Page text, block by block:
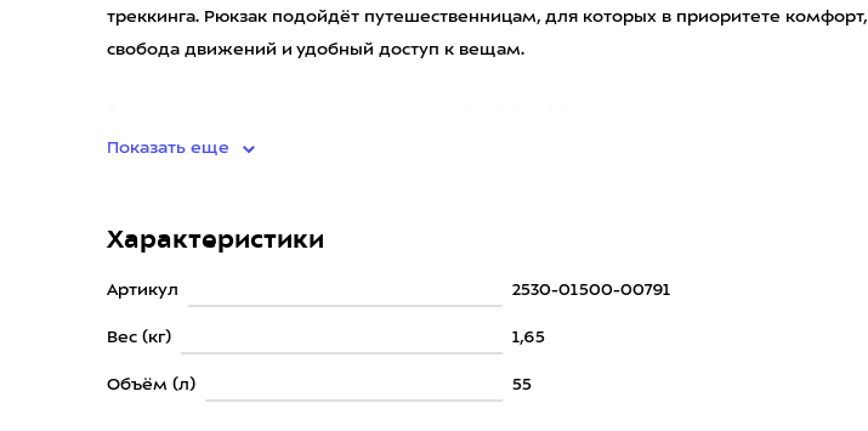
треккинга. Рюкзак подойдёт путешественницам, для которых в приоритете комфорт,
свобода движений и удобный доступ к вещам.
Показать еще
Характеристики
Артикул 2530-01500-00791
Вес (кг) 1,65
Объём (л) 55